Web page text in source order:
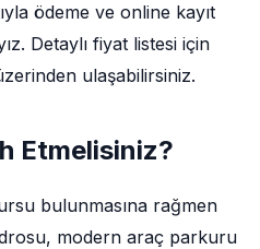
ödeme ve online kayıt
Detaylı fiyat listesi için
ulaşabilirsiniz.
Etmelisiniz?
bulunmasına rağmen
modern araç parkuru